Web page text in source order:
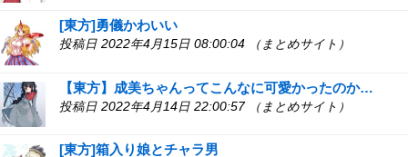
[東方]勇儀かわいい
投稿日 2022年4月15日 08:00:04 （まとめサイト）
【東方】成美ちゃんってこんなに可愛かったのか…
投稿日 2022年4月14日 22:00:57 （まとめサイト）
[東方]箱入り娘とチャラ男